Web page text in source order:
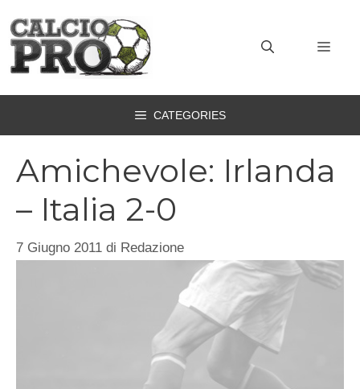
contenuto
CATEGORIES
Amichevole: Irlanda
– Italia 2-0
7 Giugno 2011 di Redazione